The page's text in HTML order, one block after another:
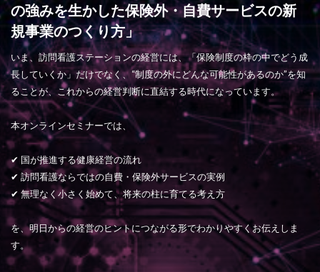
の強みを生かした保険外・自費サービスの新
規事業のつくり方」
いま、訪問看護ステーションの経営には、「保険制度の枠の中でどう成
長していくか」だけでなく、“制度の外にどんな可能性があるのか”を知
ることが、これからの経営判断に直結する時代になっています。
本オンラインセミナーでは、
✔ 国が推進する健康経営の流れ
✔ 訪問看護ならではの自費・保険外サービスの実例
✔ 無理なく小さく始めて、将来の柱に育てる考え方
を、明日からの経営のヒントにつながる形でわかりやすくお伝えしま
す。